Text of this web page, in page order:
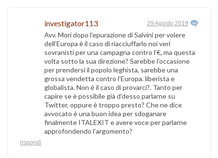
investigator113 29 Agosto 2019
Avv. Mori dopo l’epurazione di Salvini per volere
dell’Europa è il caso di riacciuffarlo noi veri
sovranisti per una campagna contro l’€, ma questa
volta sotto la sua direzione? Sarebbe l’occasione
per prendersi il popolo leghista, sarebbe una
grossa vendetta contro l’Europa. liberista e
globalista. Non è il caso di provarci?. Tanto per
capire se è possibile già d’desso parlarne su
Twitter, oppure è troppo presto? Che ne dice
avvocato è una buon idea per sdoganare
finalmente ITALEXIT e avere voce per parlarne
approfondendo l’argomento?
rispondi